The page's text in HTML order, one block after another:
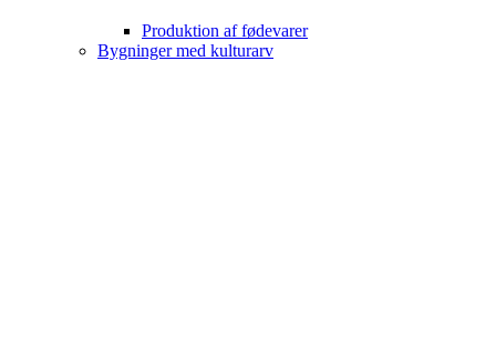
Produktion af fødevarer
Bygninger med kulturarv